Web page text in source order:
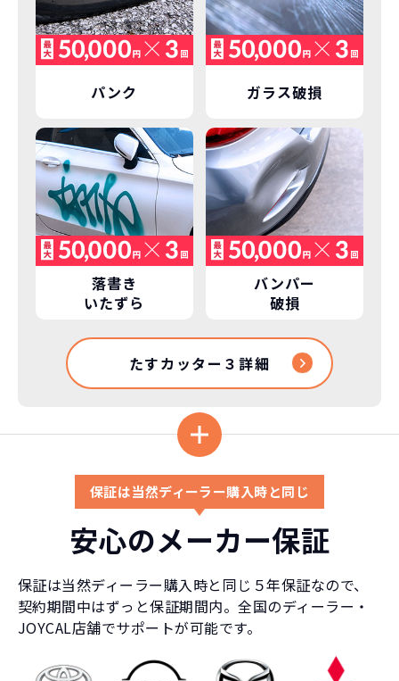
パンク ガラス破損
落書き
いたずら
バンパー
破損
たすカッター３詳細
保証は当然ディーラー購入時と同じ
安心のメーカー保証
保証は当然ディーラー購入時と同じ５年保証なので、
契約期間中はずっと保証期間内。全国のディーラー・
JOYCAL店舗でサポートが可能です。